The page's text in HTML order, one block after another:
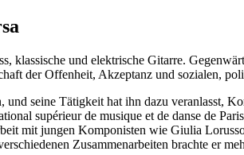
klassische und elektrische Gitarre.
der Offenheit, Akzeptanz und sozialen,
seine Tätigkeit hat ihn dazu veranlasst,
supérieur de musique et de danse de
mit jungen Komponisten wie Giulia
Zusammenarbeiten brachte er